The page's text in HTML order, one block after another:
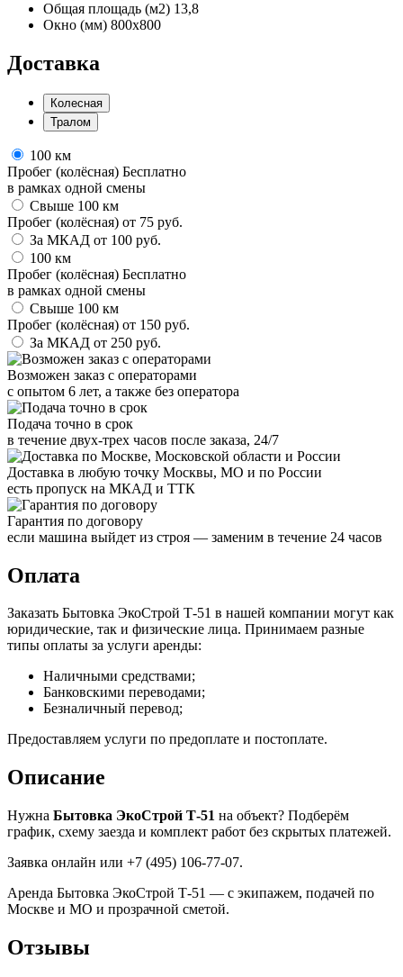
Общая площадь (м2) 13,8
Окно (мм) 800х800
Доставка
Колесная
Тралом
100 км
Пробег (колёсная) Бесплатно
в рамках одной смены
Свыше 100 км
Пробег (колёсная) от 75 руб.
За МКАД от 100 руб.
100 км
Пробег (колёсная) Бесплатно
в рамках одной смены
Свыше 100 км
Пробег (колёсная) от 150 руб.
За МКАД от 250 руб.
Возможен заказ с операторами
с опытом 6 лет, а также без оператора
Подача точно в срок
в течение двух-трех часов после заказа, 24/7
Доставка в любую точку Москвы, МО и по России
есть пропуск на МКАД и ТТК
Гарантия по договору
если машина выйдет из строя — заменим в течение 24 часов
Оплата
Заказать Бытовка ЭкоСтрой Т-51 в нашей компании могут как
юридические, так и физические лица. Принимаем разные
типы оплаты за услуги аренды:
Наличными средствами;
Банковскими переводами;
Безналичный перевод;
Предоставляем услуги по предоплате и постоплате.
Описание
Нужна Бытовка ЭкоСтрой Т-51 на объект? Подберём
график, схему заезда и комплект работ без скрытых платежей.
Заявка онлайн или +7 (495) 106-77-07.
Аренда Бытовка ЭкоСтрой Т-51 — с экипажем, подачей по
Москве и МО и прозрачной сметой.
Отзывы